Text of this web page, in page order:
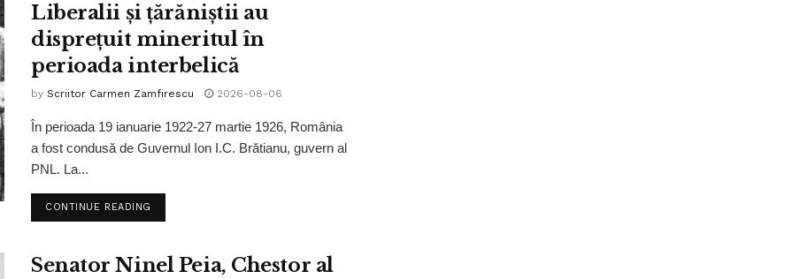
Liberalii și țărăniștii au
disprețuit mineritul în
perioada interbelică
by Scriitor Carmen Zamfirescu 2026-08-06
În perioada 19 ianuarie 1922-27 martie 1926, România
a fost condusă de Guvernul Ion I.C. Brătianu, guvern al
PNL. La...
CONTINUE READING
Senator Ninel Peia, Chestor al